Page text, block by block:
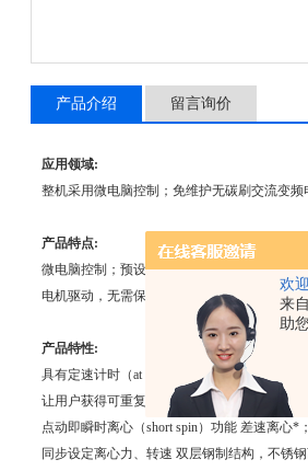
欢
来
助
产品介绍 留言询价
应用领域:
整机采用微电脑控制；免维护无碳刷交流变
产品特点:
微电脑控制；预设：工作程序、离心力、转
电机驱动，无需保养 双重门盖门锁系统，启
产品特性:
具有定速计时（at set rpm）功能：
让用户获得可重复的结果，提供离心机的可比
点动即瞬时离心（short spin）功能 差速离心*；
同步设定离心力、转速 双层钢制结构，不锈